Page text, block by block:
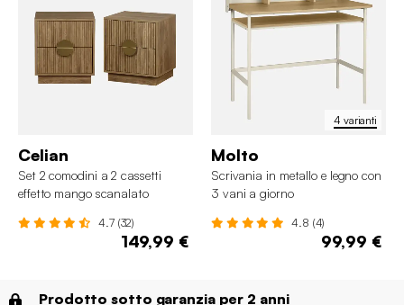
Celian
Set 2 comodini a 2 cassetti
effetto mango scanalato
4.7 (32)
149,99 €
4 varianti
Molto
Scrivania in metallo e legno con
3 vani a giorno
4.8 (4)
99,99 €
Prodotto sotto garanzia per 2 anni